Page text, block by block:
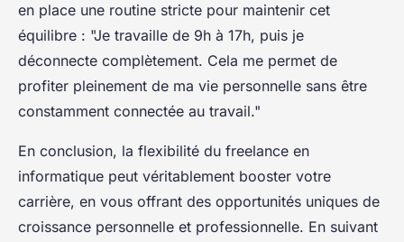
en place une routine stricte pour maintenir cet
équilibre : "Je travaille de 9h à 17h, puis je
déconnecte complètement. Cela me permet de
profiter pleinement de ma vie personnelle sans être
constamment connectée au travail."
En conclusion, la flexibilité du freelance en
informatique peut véritablement booster votre
carrière, en vous offrant des opportunités uniques de
croissance personnelle et professionnelle. En suivant